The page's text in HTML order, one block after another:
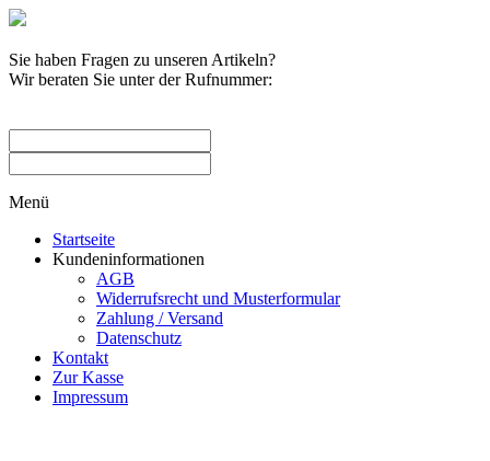
Sie haben Fragen zu unseren Artikeln?
Wir beraten Sie unter der Rufnummer:
Menü
Startseite
Kundeninformationen
AGB
Widerrufsrecht und Musterformular
Zahlung / Versand
Datenschutz
Kontakt
Zur Kasse
Impressum